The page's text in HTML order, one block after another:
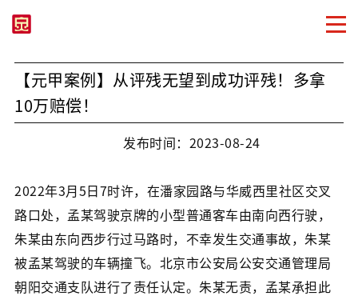
【元甲案例】从评残无望到成功评残！多拿
10万赔偿！
发布时间：2023-08-24
2022年3月5日7时许，在潘家园路与华威西里社区交叉
路口处，孟某驾驶京牌的小型普通客车由南向西行驶，
朱某由东向西步行过马路时，不幸发生交通事故，朱某
被孟某驾驶的车辆撞飞。北京市公安局公安交通管理局
朝阳交通支队进行了责任认定。朱某无责，孟某承担此